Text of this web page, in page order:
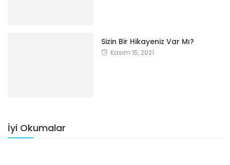
Sizin Bir Hikayeniz Var Mı?
Kasım 15, 2021
İyi Okumalar